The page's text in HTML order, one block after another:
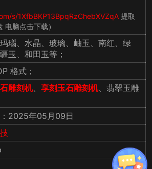
s/1XfbBKP13BpqRzChebXVZqA 提取
脑点击下载）
瑙、水晶、玻璃、岫玉、南红、绿
玉、和田玉等；
格式；
雕刻机、 享刻玉石雕刻机、翡翠玉雕
2025年05月09日